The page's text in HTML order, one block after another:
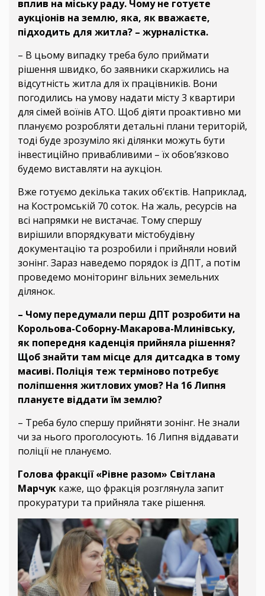
вплив на міську раду. Чому не готуєте
аукціонів на землю, яка, як вважаєте,
підходить для житла? – журналістка.
– В цьому випадку треба було приймати
рішення швидко, бо заявники скаржились на
відсутність житла для їх працівників. Вони
погодились на умову надати місту 3 квартири
для сімей воїнів АТО. Щоб діяти проактивно ми
плануємо розробляти детальні плани територій,
тоді буде зрозуміло які ділянки можуть бути
інвестиційно привабливими – їх обов’язково
будемо виставляти на аукціон.
Вже готуємо декілька таких об’єктів. Наприклад,
на Костромській 70 соток. На жаль, ресурсів на
всі напрямки не вистачає. Тому спершу
вирішили впорядкувати містобудівну
документацію та розробили і прийняли новий
зонінг. Зараз наведемо порядок із ДПТ, а потім
проведемо моніторинг вільних земельних
ділянок.
– Чому передумали перш ДПТ розробити на
Корольова-Соборну-Макарова-Млинівську,
як попередня каденція прийняла рішення?
Щоб знайти там місце для дитсадка в тому
масиві. Поліція теж терміново потребує
поліпшення житлових умов? На 16 Липня
плануєте віддати їм землю?
– Треба було спершу прийняти зонінг. Не знали
чи за нього проголосують. 16 Липня віддавати
поліції не плануємо.
Голова фракції «Рівне разом» Світлана
Марчук каже, що фракція розглянула запит
прокуратури та прийняла таке рішення.